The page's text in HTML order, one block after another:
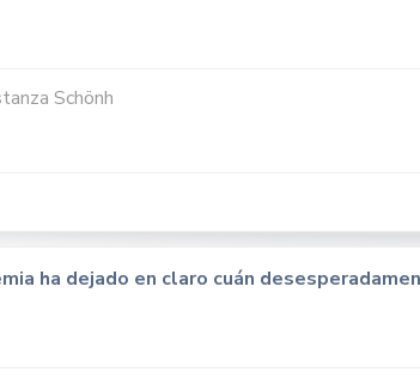
Schönh
ha dejado en claro cuán